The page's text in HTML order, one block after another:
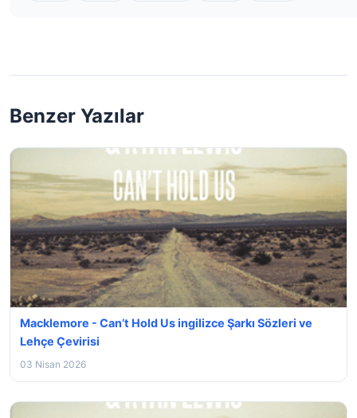
Benzer Yazılar
Macklemore - Can’t Hold Us ingilizce Şarkı Sözleri ve
Lehçe Çevirisi
03 Nisan 2026